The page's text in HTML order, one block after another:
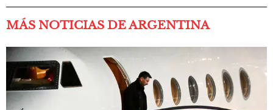
MÁS NOTICIAS DE ARGENTINA